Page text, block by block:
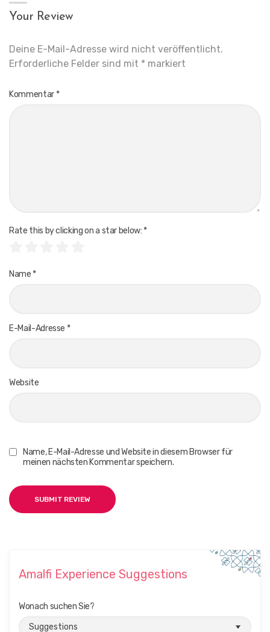
Your Review
Deine E-Mail-Adresse wird nicht veröffentlicht.
Erforderliche Felder sind mit * markiert
Kommentar *
Rate this by clicking on a star below: *
Name *
E-Mail-Adresse *
Website
Name, E-Mail-Adresse und Website in diesem Browser für
meinen nächsten Kommentar speichern.
Amalfi Experience Suggestions
Wonach suchen Sie?